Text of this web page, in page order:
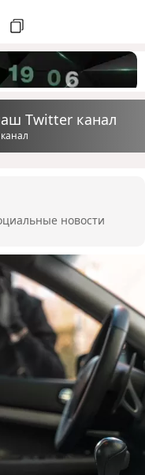
Twitter канал
новости